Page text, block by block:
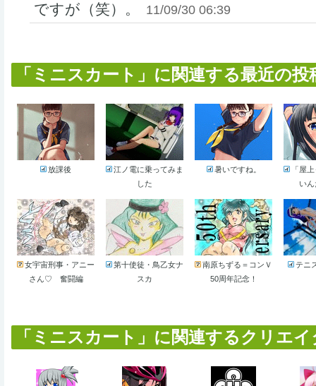
ですが（笑）。
11/09/30 06:39
「ミニスカート」に関連する最近の投
放課後
江ノ電に乗ってみま
した
暑いですね。
「屋
い
女宇宙刑事・アニー
さん♡ 奮闘編
第十使徒・鳥乙女ナ
スカ
南原ちずる＝コンＶ
50周年記念！
テニ
「ミニスカート」に関連するクリエ